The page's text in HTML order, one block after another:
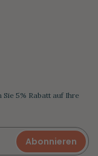
5% Rabatt auf Ihre
Abonnieren